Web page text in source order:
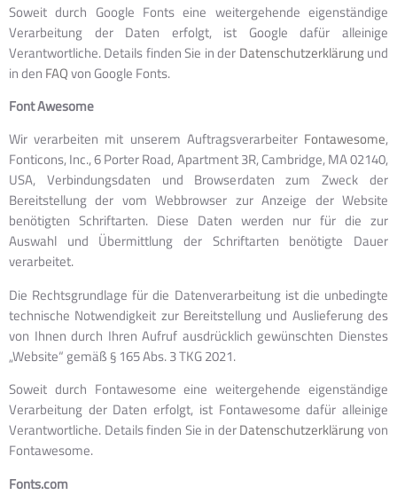
Soweit durch Google Fonts eine weitergehende eigenständige
Verarbeitung der Daten erfolgt, ist Google dafür alleinige
Verantwortliche. Details finden Sie in der Datenschutzerklärungund
in den FAQvon Google Fonts.
Font Awesome
Wir verarbeiten mit unserem Auftragsverarbeiter Fontawesome,
Fonticons, Inc., 6 Porter Road, Apartment 3R, Cambridge, MA 02140,
USA, Verbindungsdaten und Browserdaten zum Zweck der
Bereitstellung der vom Webbrowser zur Anzeige der Website
benötigten Schriftarten. Diese Daten werden nur für die zur
Auswahl und Übermittlung der Schriftarten benötigte Dauer
verarbeitet.
Die Rechtsgrundlage für die Datenverarbeitung ist die unbedingte
technische Notwendigkeit zur Bereitstellung und Auslieferung des
von Ihnen durch Ihren Aufruf ausdrücklich gewünschten Dienstes
„Website“ gemäß § 165 Abs. 3 TKG 2021.
Soweit durch Fontawesome eine weitergehende eigenständige
Verarbeitung der Daten erfolgt, ist Fontawesome dafür alleinige
Verantwortliche. Details finden Sie in derDatenschutzerklärungvon
Fontawesome.
Fonts.com